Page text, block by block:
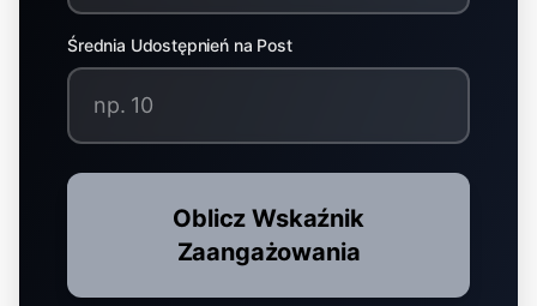
Średnia Udostępnień na Post
Oblicz Wskaźnik
Zaangażowania